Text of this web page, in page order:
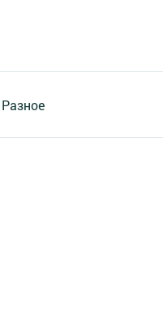
Разное